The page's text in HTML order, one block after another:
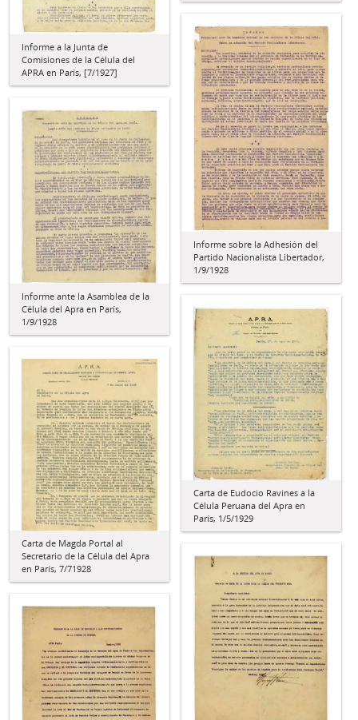
Informe a la Junta de
Comisiones de la Célula del
APRA en París, [7/1927]
Informe sobre la Adhesión del
Partido Nacionalista Libertador,
1/9/1928
Informe ante la Asamblea de la
Célula del Apra en París,
1/9/1928
Carta de Eudocio Ravines a la
Célula Peruana del Apra en
París, 1/5/1929
Carta de Magda Portal al
Secretario de la Célula del Apra
en París, 7/71928